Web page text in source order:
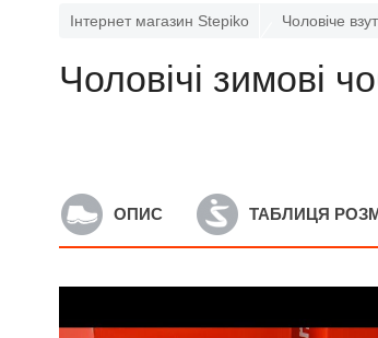
Інтернет магазин Stepiko Чоловіче
Чоловічі зимові
ОПИС ТАБЛИЦЯ